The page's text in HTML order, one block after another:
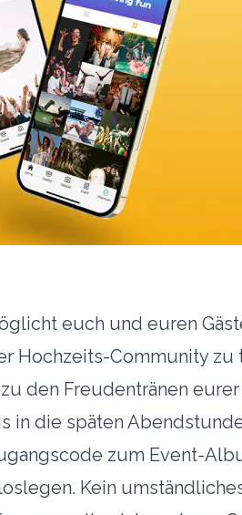
euch und euren
Hochzeits-Community zu
den Freudentränen
in die späten
zum Event-
Kein